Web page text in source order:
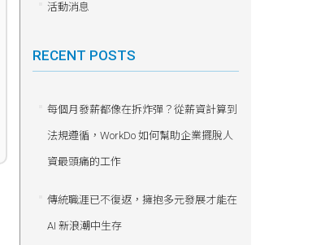
活動消息
RECENT POSTS
每個月發薪都像在拆炸彈？從薪資計算到
法規遵循，WorkDo 如何幫助企業擺脫人
資最頭痛的工作
傳統職涯已不復返，擁抱多元發展才能在
AI 新浪潮中生存